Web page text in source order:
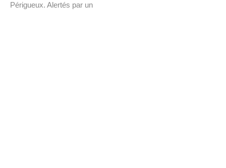
Périgueux. Alertés par un